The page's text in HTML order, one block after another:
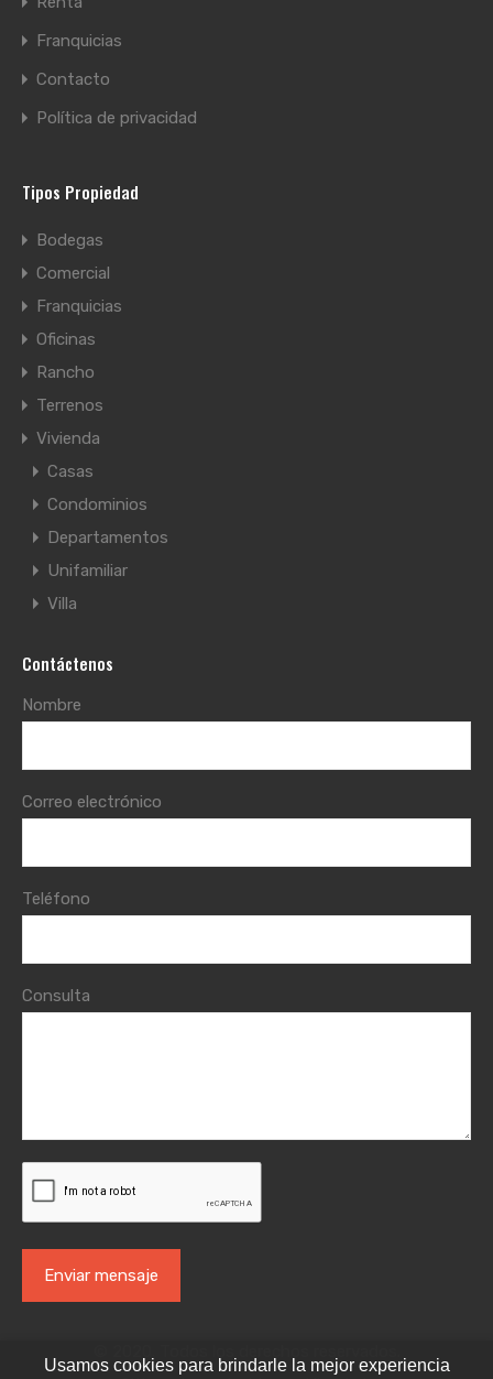
Franquicias
Contacto
Política de privacidad
Tipos Propiedad
Bodegas
Comercial
Franquicias
Oficinas
Rancho
Terrenos
Vivienda
Casas
Condominios
Departamentos
Unifamiliar
Villa
Contáctenos
Nombre
Correo electrónico
Teléfono
Consulta
Usamos cookies para brindarle la mejor experiencia